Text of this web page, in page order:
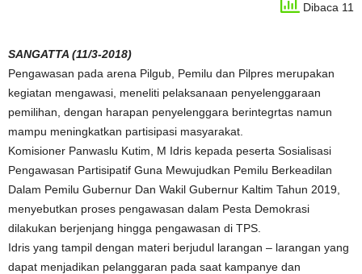
Dibaca 11
SANGATTA (11/3-2018)
Pengawasan pada arena Pilgub, Pemilu dan Pilpres merupakan
kegiatan mengawasi, meneliti pelaksanaan penyelenggaraan
pemilihan, dengan harapan penyelenggara berintegrtas namun
mampu meningkatkan partisipasi masyarakat.
Komisioner Panwaslu Kutim, M Idris kepada peserta Sosialisasi
Pengawasan Partisipatif Guna Mewujudkan Pemilu Berkeadilan
Dalam Pemilu Gubernur Dan Wakil Gubernur Kaltim Tahun 2019,
menyebutkan proses pengawasan dalam Pesta Demokrasi
dilakukan berjenjang hingga pengawasan di TPS.
Idris yang tampil dengan materi berjudul larangan – larangan yang
dapat menjadikan pelanggaran pada saat kampanye dan